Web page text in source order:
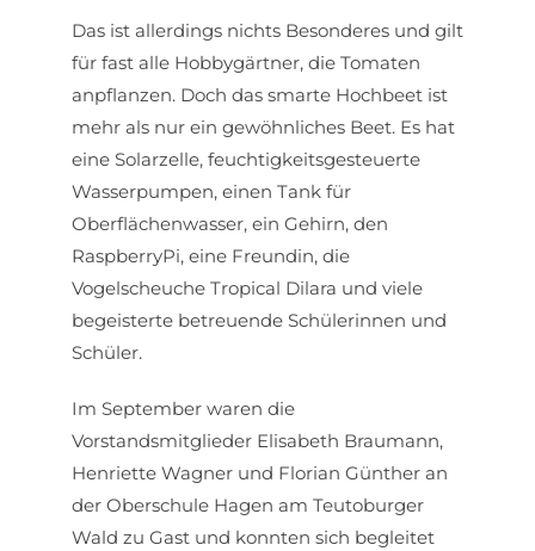
Das ist allerdings nichts Besonderes und gilt
für fast alle Hobbygärtner, die Tomaten
anpflanzen. Doch das smarte Hochbeet ist
mehr als nur ein gewöhnliches Beet. Es hat
eine Solarzelle, feuchtigkeitsgesteuerte
Wasserpumpen, einen Tank für
Oberflächenwasser, ein Gehirn, den
RaspberryPi, eine Freundin, die
Vogelscheuche Tropical Dilara und viele
begeisterte betreuende Schülerinnen und
Schüler.
Im September waren die
Vorstandsmitglieder Elisabeth Braumann,
Henriette Wagner und Florian Günther an
der Oberschule Hagen am Teutoburger
Wald zu Gast und konnten sich begleitet